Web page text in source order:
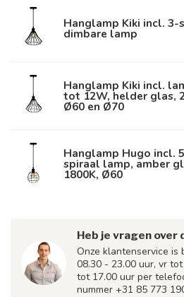
Hanglamp Kiki incl. 3-
dimbare lamp
Hanglamp Kiki incl.
tot 12W, helder glas,
Ø60 en Ø70
Hanglamp Hugo incl.
spiraal lamp, amber
1800K, Ø60
Heb je vragen
Onze klantenservice is
08.30 - 23.00 uur, vr
tot 17.00 uur per
nummer +31 85 773